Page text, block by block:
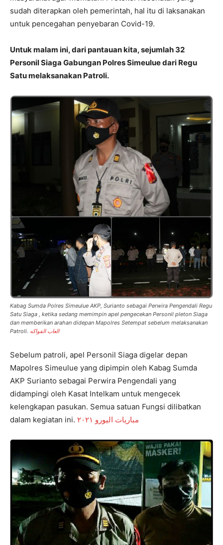
sudah diterapkan oleh pemerintah, hal itu di laksanakan
untuk pencegahan penyebaran Covid-19.
Untuk malam ini, dari pantauan kita, sejumlah 32
Personil Siaga Gabungan Polres Simeulue dari Regu
Satu melaksanakan Patroli.
Kabag Sumda Polres Simeulue AKP, Surianto sebagai Perwira Pengendali Regu
Satu Siaga , ketika sedang memimpin apel pengecekan Personil pleton Siaga
dan memberikan arahan didepan Mapolres Setempat sebelum melaksanakan
Patroli. العاب الفواكه
Sebelum patroli, apel Personil Siaga digelar depan
Mapolres Simeulue yang dipimpin oleh Kabag Sumda
AKP Surianto sebagai Perwira Pengendali yang
didampingi oleh Kasat Intelkam untuk mengecek
kelengkapan pasukan. Semua satuan Fungsi dilibatkan
dalam kegiatan ini.
مباريات اليورو ٢٠٢١